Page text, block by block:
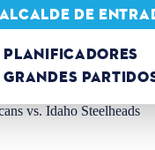
PLANIFICADORES
GRANDES
DE